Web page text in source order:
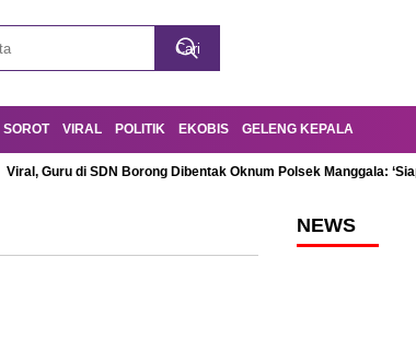
SOROT VIRAL POLITIK EKOBIS GELENG KEPALA
Viral, Guru di SDN Borong Dibentak Oknum Polsek Manggala:
NEWS